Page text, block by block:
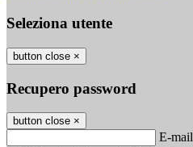
Seleziona utente
button close ×
Recupero password
button close ×
E-mail